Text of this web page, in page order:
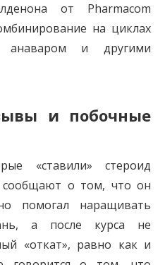
от Pharmacom
на циклах
анаваром и другими
и побочные
«ставили» стероид
сообщают о том, что он
помогал наращивать
а после курса не
«откат», равно как и